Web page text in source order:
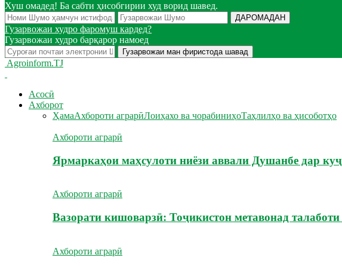
Хуш омадед! Ба сабти ҳисобгирии худ ворид шавед.
Гузарвожаи худро фаромуш кардед?
Гузарвожаи худро барқарор намоед
Agroinform.TJ
Асосӣ
Ахборот
ҲамаАхбороти аграрӣЛоиҳахо ва чорабиниҳоТаҳлилҳо ва ҳисоботҳо
Ахбороти аграрӣ
Ярмаркаҳои маҳсулоти ниёзи аввали Душанбе дар
Ахбороти аграрӣ
Вазорати кишоварзӣ: Тоҷикистон метавонад
Ахбороти аграрӣ